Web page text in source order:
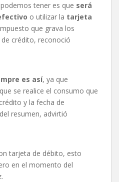
tener es que será
o utilizar la tarjeta
que grava los
crédito, reconoció
es así, ya que
se realice el consumo que
y la fecha de
resumen, advirtió
tarjeta de débito, esto
en el momento del